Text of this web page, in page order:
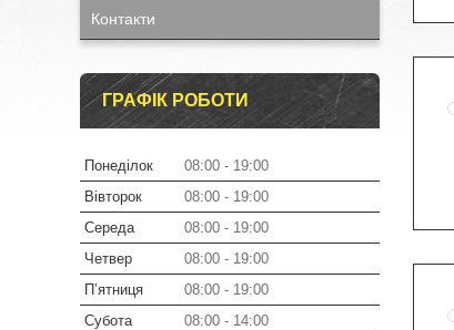
Контакти
ГРАФІК РОБОТИ
Понеділок 08:00
19:00
Вівторок
08:00
19:00
Середа
08:00
19:00
Четвер
08:00
19:00
Пʼятниця
08:00
19:00
Субота
08:00
14:00